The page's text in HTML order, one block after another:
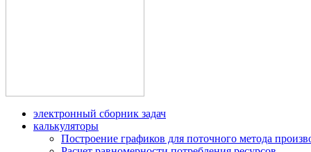
электронный сборник задач
калькуляторы
Построение графиков для поточного метода